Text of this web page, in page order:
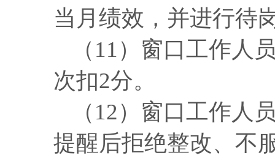
当月绩效，并进行待
（ 11）窗口工作人
次扣2分。
（ 12）窗口工作人
提醒后拒绝整改、不